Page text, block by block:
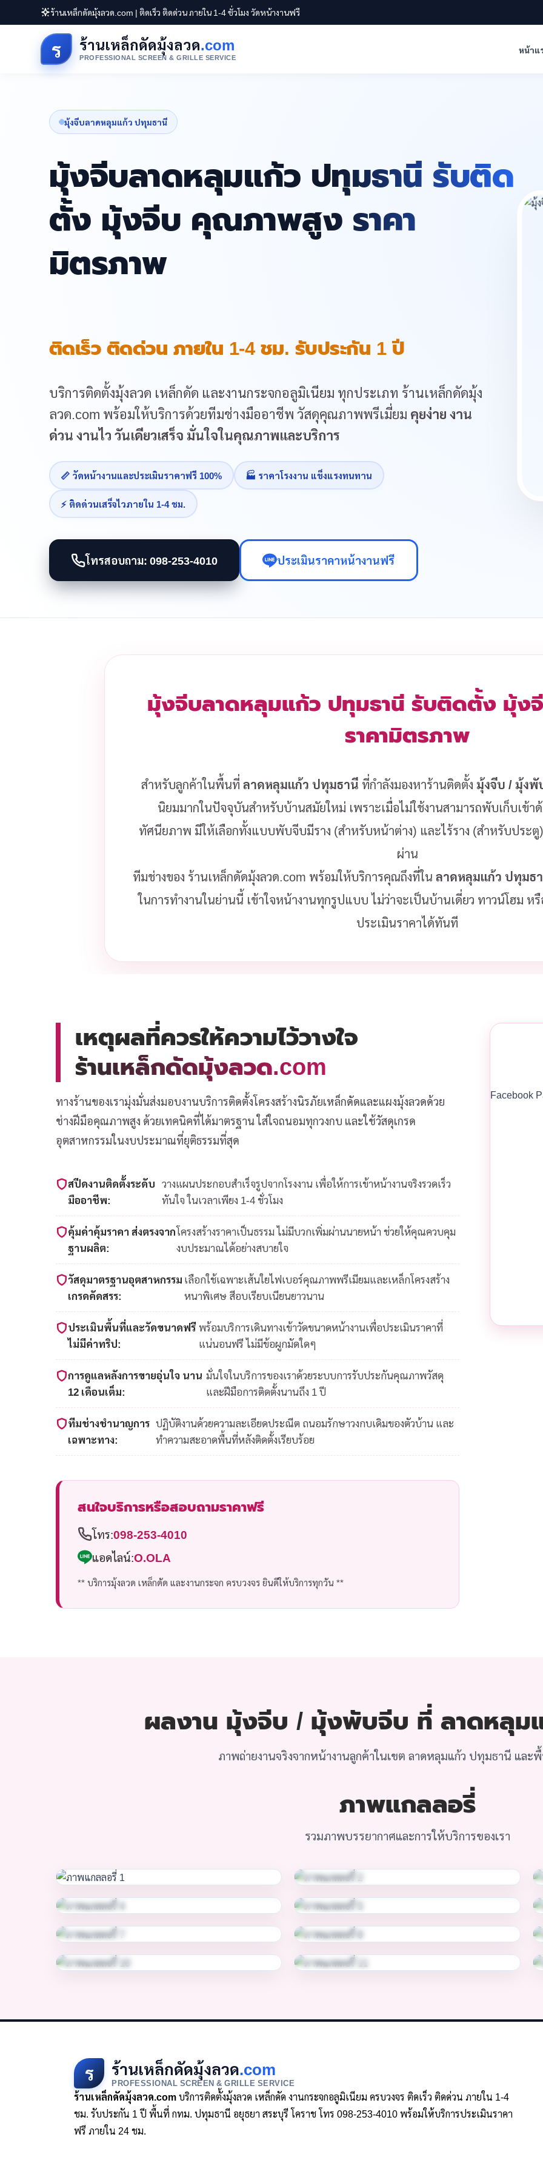
ร้านเหล็กดัดมุ้งลวด.com | ติดเร็ว ติดด่วน ภายใน 1-4 ชั่วโมง วัดหน้างานฟรี
ร ร้านเหล็กดัดมุ้งลวด.com
PROFESSIONAL SCREEN & GRILLE SERVICE
หน้าแ
มุ้งจีบลาดหลุมแก้ว ปทุมธานี
มุ้งจีบลาดหลุมแก้ว ปทุมธานี รับติด
ตั้ง มุ้งจีบ คุณภาพสูง ราคา
มิตรภาพ
ติดเร็ว ติดด่วน ภายใน 1-4 ชม. รับประกัน 1 ปี
บริการติดตั้งมุ้งลวด เหล็กดัด และงานกระจกอลูมิเนียม ทุกประเภท ร้านเหล็กดัดมุ้ง
ลวด.com พร้อมให้บริการด้วยทีมช่างมืออาชีพ วัสดุคุณภาพพรีเมี่ยม คุยง่าย งาน
ด่วน งานไว วันเดียวเสร็จ มั่นใจในคุณภาพและบริการ
📏 วัดหน้างานและประเมินราคาฟรี 100% 🏭 ราคาโรงงาน แข็งแรงทนทาน
⚡ ติดด่วนเสร็จไวภายใน 1-4 ชม.
โทรสอบถาม: 098-253-4010 ประเมินราคาหน้างานฟรี
มุ้งจีบลาดหลุมแก้ว ปทุมธานี รับติดตั้ง มุ้
ราคามิตรภาพ
สำหรับลูกค้าในพื้นที่ ลาดหลุมแก้ว ปทุมธานี ที่กำลังมองหาร้านติดตั้ง มุ้งจีบ / มุ้งพั
นิยมมากในปัจจุบันสำหรับบ้านสมัยใหม่ เพราะเมื่อไม่ใช้งานสามารถพับเก็บเข้า
ทัศนียภาพ มีให้เลือกทั้งแบบพับจีบมีราง (สำหรับหน้าต่าง) และไร้ราง (สำหรับประตู
ผ่าน
ทีมช่างของ ร้านเหล็กดัดมุ้งลวด.com พร้อมให้บริการคุณถึงที่ใน ลาดหลุมแก้ว ปทุมธ
ในการทำงานในย่านนี้ เข้าใจหน้างานทุกรูปแบบ ไม่ว่าจะเป็นบ้านเดี่ยว ทาวน์โฮม ห
ประเมินราคาได้ทันที
เหตุผลที่ควรให้ความไว้วางใจ
ร้านเหล็กดัดมุ้งลวด.com
ทางร้านของเรามุ่งมั่นส่งมอบงานบริการติดตั้งโครงสร้างนิรภัยเหล็กดัดและแผงมุ้งลวดด้วย
ช่างฝีมือคุณภาพสูง ด้วยเทคนิคที่ได้มาตรฐาน ใส่ใจถนอมทุกวงกบ และใช้วัสดุเกรด
อุตสาหกรรมในงบประมาณที่ยุติธรรมที่สุด
สปีดงานติดตั้งระดับ
มืออาชีพ:
วางแผนประกอบสำเร็จรูปจากโรงงาน เพื่อให้การเข้าหน้างานจริงรวดเร็ว
ทันใจ ในเวลาเพียง 1-4 ชั่วโมง
คุ้มค่าคุ้มราคา ส่งตรงจาก
ฐานผลิต:
โครงสร้างราคาเป็นธรรม ไม่มีบวกเพิ่มผ่านนายหน้า ช่วยให้คุณควบคุม
งบประมาณได้อย่างสบายใจ
วัสดุมาตรฐานอุตสาหกรรม
เกรดคัดสรร:
เลือกใช้เฉพาะเส้นใยไฟเบอร์คุณภาพพรีเมียมและเหล็กโครงสร้าง
หนาพิเศษ สีอบเรียบเนียนยาวนาน
ประเมินพื้นที่และวัดขนาดฟรี
ไม่มีค่าทริป:
พร้อมบริการเดินทางเข้าวัดขนาดหน้างานเพื่อประเมินราคาที่
แน่นอนฟรี ไม่มีข้อผูกมัดใดๆ
การดูแลหลังการขายอุ่นใจ นาน
12 เดือนเต็ม:
มั่นใจในบริการของเราด้วยระบบการรับประกันคุณภาพวัสดุ
และฝีมือการติดตั้งนานถึง 1 ปี
ทีมช่างชำนาญการ
เฉพาะทาง:
ปฏิบัติงานด้วยความละเอียดประณีต ถนอมรักษาวงกบเดิมของตัวบ้าน และ
ทำความสะอาดพื้นที่หลังติดตั้งเรียบร้อย
สนใจบริการหรือสอบถามราคาฟรี
โทร:098-253-4010
แอดไลน์:O.OLA
** บริการมุ้งลวด เหล็กดัด และงานกระจก ครบวงจร ยินดีให้บริการทุกวัน **
Facebook
ผลงาน มุ้งจีบ / มุ้งพับจีบ ที่ ลาดหลุม
ภาพถ่ายงานจริงจากหน้างานลูกค้าในเขต ลาดหลุมแก้ว ปทุมธานี และ
ภาพแกลลอรี่
รวมภาพบรรยากาศและการให้บริการของเรา
ร ร้านเหล็กดัดมุ้งลวด.com
PROFESSIONAL SCREEN & GRILLE SERVICE
ร้านเหล็กดัดมุ้งลวด.comบริการติดตั้งมุ้งลวด เหล็กดัด งานกระจกอลูมิเนียม ครบวงจร ติดเร็ว ติดด่วน ภายใน 1-4
ชม. รับประกัน 1 ปี พื้นที่ กทม. ปทุมธานี อยุธยา สระบุรี โคราช โทร 098-253-4010 พร้อมให้บริการประเมินราคา
ฟรี ภายใน 24 ชม.